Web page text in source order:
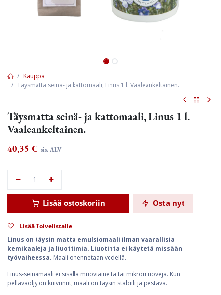
Kauppa
Täysmatta seinä- ja kattomaali, Linus 1 l. Vaaleankeltainen.
Täysmatta seinä- ja kattomaali, Linus 1 l.
Vaaleankeltainen.
40,35 € sis. ALV
Lisää ostoskoriin Osta nyt
Lisää Toivelistalle
Linus on täysin matta emulsiomaali ilman vaarallisia
kemikaaleja ja liuottimia. Liuotinta ei käytetä missään
työvaiheessa. Maali ohennetaan vedellä.
Linus-seinämaali ei sisällä muoviaineita tai mikromuoveja. Kun
pellavaöljy on kuivunut, maali on täysin stabiili ja pestävä.